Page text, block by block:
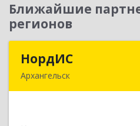
Ближайшие
регионов
НордИС
Архангельск